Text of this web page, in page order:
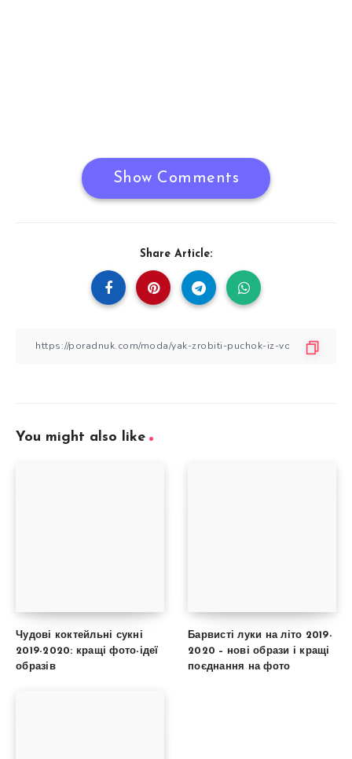
Show Comments
Share Article:
You might also like
Чудові коктейльні сукні
2019-2020: кращі фото-ідеї
образів
Барвисті луки на літо 2019-
2020 – нові образи і кращі
поєднання на фото